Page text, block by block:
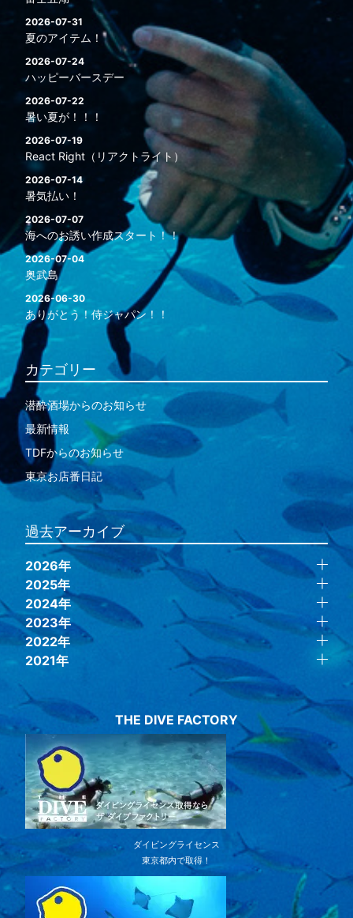
2026-07-31
夏のアイテム！
2026-07-24
ハッピーバースデー
2026-07-22
暑い夏が！！！
2026-07-19
React Right（リアクトライト）
2026-07-14
暑気払い！
2026-07-07
海へのお誘い作成スタート！！
2026-07-04
奥武島
2026-06-30
ありがとう！侍ジャパン！！
カテゴリー
潜酔酒場からのお知らせ
最新情報
TDFからのお知らせ
東京お店番日記
過去アーカイブ
2026年
2025年
2024年
2023年
2022年
2021年
THE DIVE FACTORY
ダイビングライセンス
東京都内で取得！